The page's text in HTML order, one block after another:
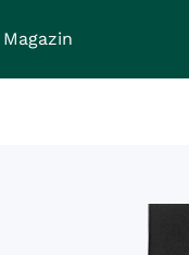
Magazin